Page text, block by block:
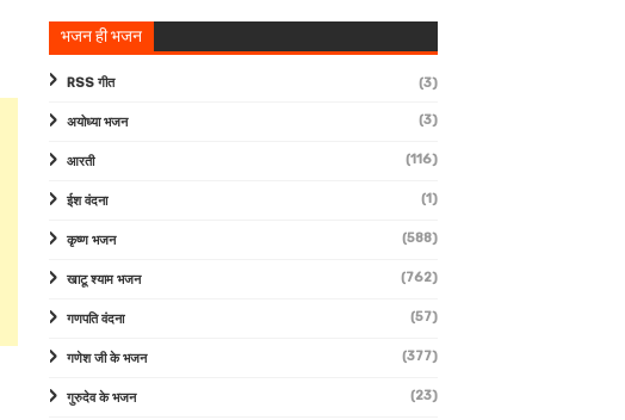
भजन ही भजन
RSS गीत (3)
अयोध्या भजन (3)
आरती (116)
ईश वंदना (1)
कृष्ण भजन (588)
खाटू श्याम भजन (762)
गणपति वंदना (57)
गणेश जी के भजन (377)
गुरुदेव के भजन (23)